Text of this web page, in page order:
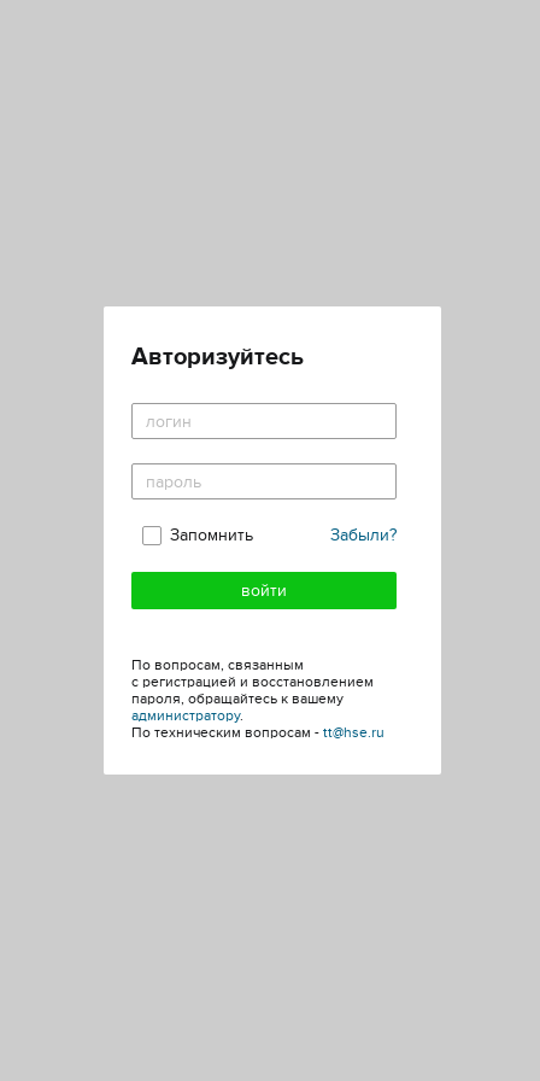
Авторизуйтесь
Забыли?
Запомнить
По вопросам, связанным
с регистрацией и восстановлением
пароля, обращайтесь к вашему
администратору.
По техническим вопросам - tt@hse.ru